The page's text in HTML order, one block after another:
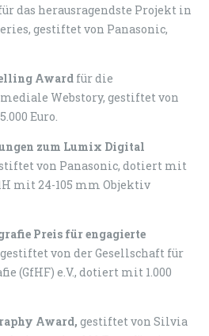
das herausragendste Projekt in
gestiftet von Panasonic,
Award für die
Webstory, gestiftet von
Euro.
zum Lumix Digital
von Panasonic, dotiert mit
mit 24-105 mm Objektiv
Preis für engagierte
gestiftet von der Gesellschaft für
(GfHF) e.V., dotiert mit 1.000
Award, gestiftet von Silvia